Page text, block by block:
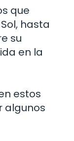
que
hasta
su
en la
estos
algunos